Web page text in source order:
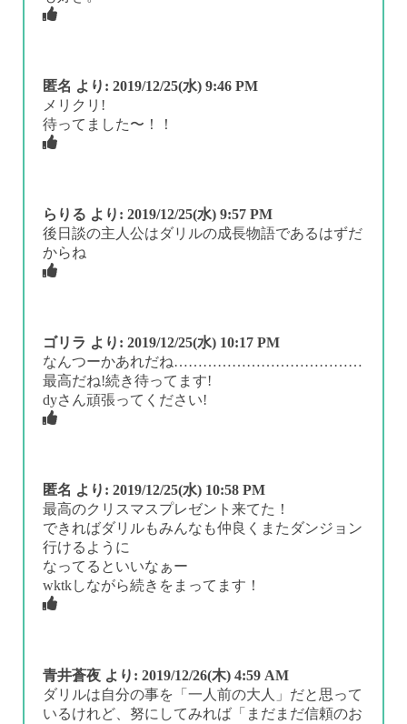
匿名 より: 2019/12/25(水) 9:46 PM
メリクリ!
待ってました〜！！
らりる より: 2019/12/25(水) 9:57 PM
後日談の主人公はダリルの成長物語であるはずだ
からね
ゴリラ より: 2019/12/25(水) 10:17 PM
なんつーかあれだね…………………………………
最高だね!続き待ってます!
dyさん頑張ってください!
匿名 より: 2019/12/25(水) 10:58 PM
最高のクリスマスプレゼント来てた！
できればダリルもみんなも仲良くまたダンジョン
行けるように
なってるといいなぁー
wktkしながら続きをまってます！
青井蒼夜 より: 2019/12/26(木) 4:59 AM
ダリルは自分の事を「一人前の大人」だと思って
いるけれど、努にしてみれば「まだまだ信頼のお